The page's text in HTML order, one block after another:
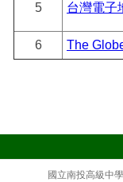
5 台灣電子
6 The
國立南投高級中